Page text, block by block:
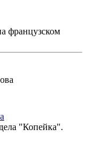
французском
"Копейка".